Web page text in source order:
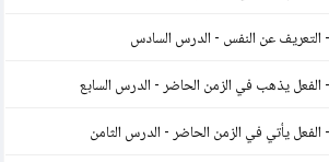
- التعريف عن النفس - الدرس السادس
- الفعل يذهب في الزمن الحاضر - الدرس السابع
- الفعل يأتي في الزمن الحاضر - الدرس الثامن